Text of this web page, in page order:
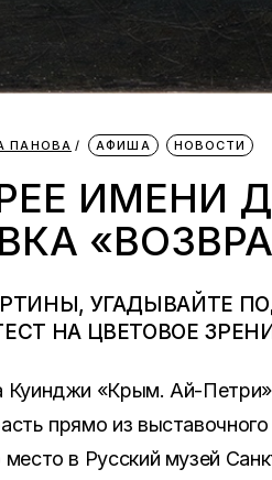
ПАНОВА АФИША НОВОСТИ
ИМЕНИ
УГАДЫВАЙТЕ
НА ЦВЕТОВОЕ
Куинджи «Крым. Ай-
прямо из
место в Русский музей